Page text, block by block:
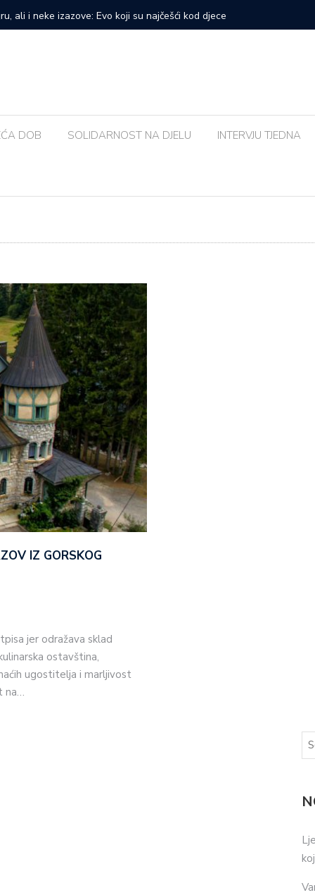
veliki samostalni koncert: ‘Bog me svih ovih godina
DOB SOLIDARNOST NA DJELU INTERVJU TJEDNA
IZ GORSKOG
jer odražava sklad
ostavština,
ugostitelja i marljivost
na…